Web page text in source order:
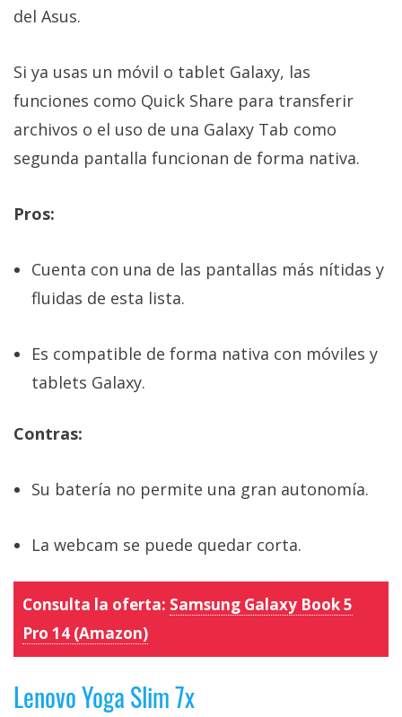
del Asus.
Si ya usas un móvil o tablet Galaxy, las
funciones como Quick Share para transferir
archivos o el uso de una Galaxy Tab como
segunda pantalla funcionan de forma nativa.
Pros:
Cuenta con una de las pantallas más nítidas y
fluidas de esta lista.
Es compatible de forma nativa con móviles y
tablets Galaxy.
Contras:
Su batería no permite una gran autonomía.
La webcam se puede quedar corta.
Consulta la oferta: Samsung Galaxy Book 5
Pro 14 (Amazon)
Lenovo Yoga Slim 7x